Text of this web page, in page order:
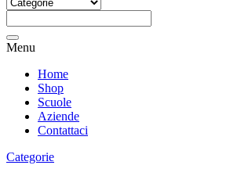
Menu
Home
Shop
Scuole
Aziende
Contattaci
Categorie